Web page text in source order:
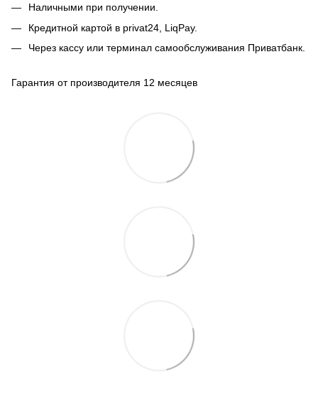
Наличными при получении.
Кредитной картой в privat24, LiqPay.
Через кассу или терминал самообслуживания Приватбанк.
Гарантия от производителя 12 месяцев